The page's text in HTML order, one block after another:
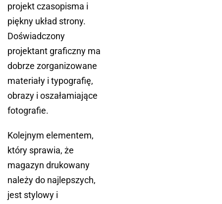
projekt czasopisma i
piękny układ strony.
Doświadczony
projektant graficzny ma
dobrze zorganizowane
materiały i typografię,
obrazy i oszałamiające
fotografie.
Kolejnym elementem,
który sprawia, że
magazyn drukowany
należy do najlepszych,
jest stylowy i